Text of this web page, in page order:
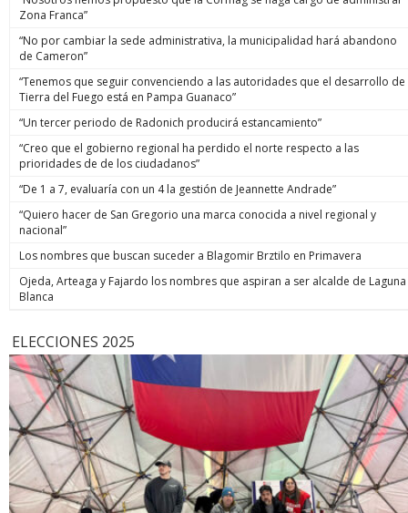
Zona Franca”
“No por cambiar la sede administrativa, la municipalidad hará abandono
de Cameron”
“Tenemos que seguir convenciendo a las autoridades que el desarrollo de
Tierra del Fuego está en Pampa Guanaco”
“Un tercer periodo de Radonich producirá estancamiento”
“Creo que el gobierno regional ha perdido el norte respecto a las
prioridades de de los ciudadanos”
“De 1 a 7, evaluaría con un 4 la gestión de Jeannette Andrade”
“Quiero hacer de San Gregorio una marca conocida a nivel regional y
nacional”
Los nombres que buscan suceder a Blagomir Brztilo en Primavera
Ojeda, Arteaga y Fajardo los nombres que aspiran a ser alcalde de Laguna
Blanca
ELECCIONES 2025